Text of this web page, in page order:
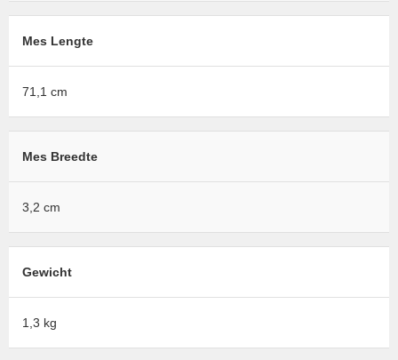
Mes Lengte
71,1 cm
Mes Breedte
3,2 cm
Gewicht
1,3 kg